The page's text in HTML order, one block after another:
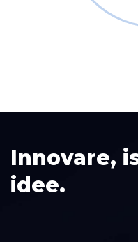
Innovare,
idee.